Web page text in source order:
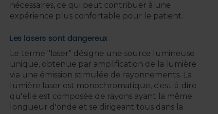
nécessaires, ce qui peut contribuer à une
expérience plus confortable pour le patient.
Les lasers sont dangereux
Le terme "laser" désigne une source lumineuse
unique, obtenue par amplification de la lumière
via une émission stimulée de rayonnements. La
lumière laser est monochromatique, c'est-à-dire
qu'elle est composée de rayons ayant la même
longueur d'onde et se dirigeant tous dans la